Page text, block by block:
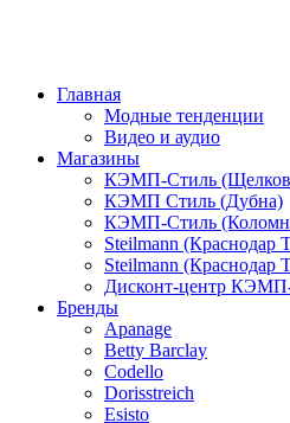
Главная
Модные тенденции
Видео и аудио
Магазины
КЭМП-Стиль
КЭМП Стиль (Дубна)
КЭМП-Стиль
Steilmann
Steilmann
Дисконт-центр
Бренды
Apanage
Betty Barclay
Codello
Dorisstreich
Esisto